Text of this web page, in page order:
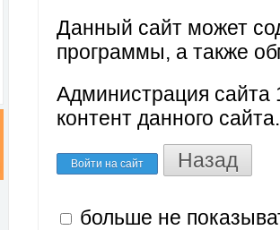
Данный сайт может
программы, а также
Администрация сайта
контент данного сайта.
Войти на сайт Назад
больше не